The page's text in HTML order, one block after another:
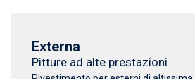
Externa
Pitture ad alte prestazioni